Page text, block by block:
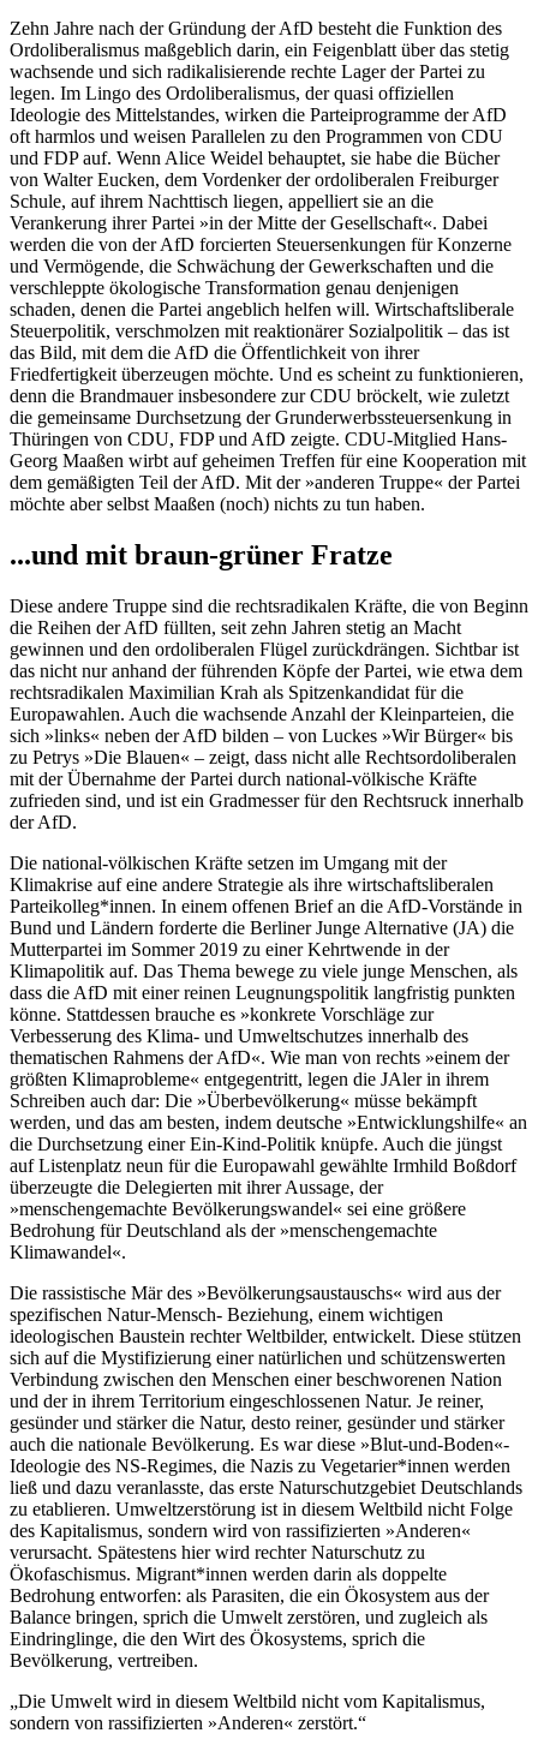
Zehn Jahre nach der Gründung der AfD besteht die Funktion des
Ordoliberalismus maßgeblich darin, ein Feigenblatt über das stetig
wachsende und sich radikalisierende rechte Lager der Partei zu
legen. Im Lingo des Ordoliberalismus, der quasi offiziellen
Ideologie des Mittelstandes, wirken die Parteiprogramme der AfD
oft harmlos und weisen Parallelen zu den Programmen von CDU
und FDP auf. Wenn Alice Weidel behauptet, sie habe die Bücher
von Walter Eucken, dem Vordenker der ordoliberalen Freiburger
Schule, auf ihrem Nachttisch liegen, appelliert sie an die
Verankerung ihrer Partei »in der Mitte der Gesellschaft«. Dabei
werden die von der AfD forcierten Steuersenkungen für Konzerne
und Vermögende, die Schwächung der Gewerkschaften und die
verschleppte ökologische Transformation genau denjenigen
schaden, denen die Partei angeblich helfen will. Wirtschaftsliberale
Steuerpolitik, verschmolzen mit reaktionärer Sozialpolitik – das ist
das Bild, mit dem die AfD die Öffentlichkeit von ihrer
Friedfertigkeit überzeugen möchte. Und es scheint zu funktionieren,
denn die Brandmauer insbesondere zur CDU bröckelt, wie zuletzt
die gemeinsame Durchsetzung der Grunderwerbssteuersenkung in
Thüringen von CDU, FDP und AfD zeigte. CDU-Mitglied Hans-
Georg Maaßen wirbt auf geheimen Treffen für eine Kooperation mit
dem gemäßigten Teil der AfD. Mit der »anderen Truppe« der Partei
möchte aber selbst Maaßen (noch) nichts zu tun haben.
...und mit braun-grüner Fratze
Diese andere Truppe sind die rechtsradikalen Kräfte, die von Beginn
die Reihen der AfD füllten, seit zehn Jahren stetig an Macht
gewinnen und den ordoliberalen Flügel zurückdrängen. Sichtbar ist
das nicht nur anhand der führenden Köpfe der Partei, wie etwa dem
rechtsradikalen Maximilian Krah als Spitzenkandidat für die
Europawahlen. Auch die wachsende Anzahl der Kleinparteien, die
sich »links« neben der AfD bilden – von Luckes »Wir Bürger« bis
zu Petrys »Die Blauen« – zeigt, dass nicht alle Rechtsordoliberalen
mit der Übernahme der Partei durch national-völkische Kräfte
zufrieden sind, und ist ein Gradmesser für den Rechtsruck innerhalb
der AfD.
Die national-völkischen Kräfte setzen im Umgang mit der
Klimakrise auf eine andere Strategie als ihre wirtschaftsliberalen
Parteikolleg*innen. In einem offenen Brief an die AfD-Vorstände in
Bund und Ländern forderte die Berliner Junge Alternative (JA) die
Mutterpartei im Sommer 2019 zu einer Kehrtwende in der
Klimapolitik auf. Das Thema bewege zu viele junge Menschen, als
dass die AfD mit einer reinen Leugnungspolitik langfristig punkten
könne. Stattdessen brauche es »konkrete Vorschläge zur
Verbesserung des Klima- und Umweltschutzes innerhalb des
thematischen Rahmens der AfD«. Wie man von rechts »einem der
größten Klimaprobleme« entgegentritt, legen die JAler in ihrem
Schreiben auch dar: Die »Überbevölkerung« müsse bekämpft
werden, und das am besten, indem deutsche »Entwicklungshilfe« an
die Durchsetzung einer Ein-Kind-Politik knüpfe. Auch die jüngst
auf Listenplatz neun für die Europawahl gewählte Irmhild Boßdorf
überzeugte die Delegierten mit ihrer Aussage, der
»menschengemachte Bevölkerungswandel« sei eine größere
Bedrohung für Deutschland als der »menschengemachte
Klimawandel«.
Die rassistische Mär des »Bevölkerungsaustauschs« wird aus der
spezifischen Natur-Mensch- Beziehung, einem wichtigen
ideologischen Baustein rechter Weltbilder, entwickelt. Diese stützen
sich auf die Mystifizierung einer natürlichen und schützenswerten
Verbindung zwischen den Menschen einer beschworenen Nation
und der in ihrem Territorium eingeschlossenen Natur. Je reiner,
gesünder und stärker die Natur, desto reiner, gesünder und stärker
auch die nationale Bevölkerung. Es war diese »Blut-und-Boden«-
Ideologie des NS-Regimes, die Nazis zu Vegetarier*innen werden
ließ und dazu veranlasste, das erste Naturschutzgebiet Deutschlands
zu etablieren. Umweltzerstörung ist in diesem Weltbild nicht Folge
des Kapitalismus, sondern wird von rassifizierten »Anderen«
verursacht. Spätestens hier wird rechter Naturschutz zu
Ökofaschismus. Migrant*innen werden darin als doppelte
Bedrohung entworfen: als Parasiten, die ein Ökosystem aus der
Balance bringen, sprich die Umwelt zerstören, und zugleich als
Eindringlinge, die den Wirt des Ökosystems, sprich die
Bevölkerung, vertreiben.
Die Umwelt wird in diesem Weltbild nicht vom Kapitalismus,
sondern von rassifizierten »Anderen« zerstört.